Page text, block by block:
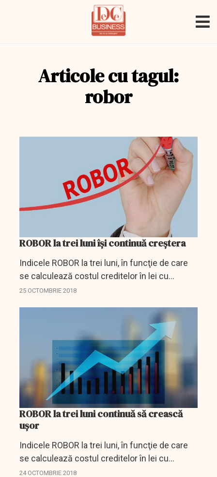
Articole cu tagul:
robor
ROBOR la trei luni își continuă creștera
Indicele ROBOR la trei luni, în funcţie de care
se calculează costul creditelor în lei cu
dobânda variabilă, a urcat joi, pe piaţa
25 OCTOMBRIE 2018
ROBOR la trei luni continuă să crească
ușor
Indicele ROBOR la trei luni, în funcţie de care
se calculează costul creditelor în lei cu
dobânda variabilă, continuă să crească,
24 OCTOMBRIE 2018